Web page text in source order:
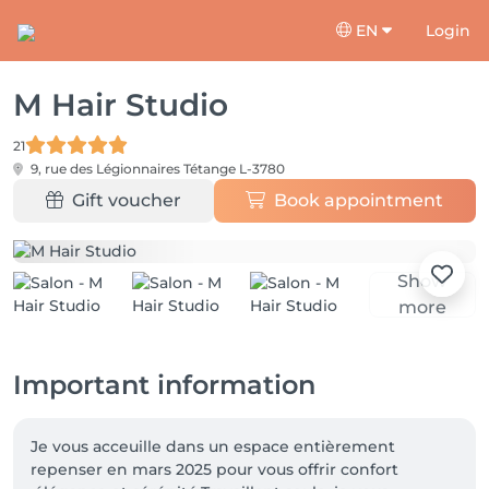
EN Login
M Hair Studio
21
9, rue des Légionnaires Tétange L-3780
Gift voucher Book appointment
Show
more
Important information
Je vous acceuille dans un espace entièrement
repenser en mars 2025 pour vous offrir confort